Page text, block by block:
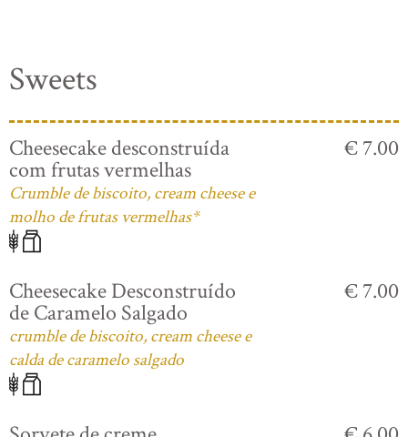
Sweets
Cheesecake desconstruída
com frutas vermelhas
Crumble de biscoito, cream cheese e
molho de frutas vermelhas*
€ 7.00
Cheesecake Desconstruído
de Caramelo Salgado
crumble de biscoito, cream cheese e
calda de caramelo salgado
€ 7.00